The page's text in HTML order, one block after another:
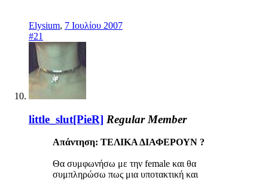
Elysium, 7 Ιουλίου 2007
#21
little_slut[PieR] Regular Member
Απάντηση: ΤΕΛΙΚΑ ΔΙΑΦΕΡΟΥΝ ?
Θα συμφωνήσω με την female και θα
συμπληρώσω πως μια υποτακτική και